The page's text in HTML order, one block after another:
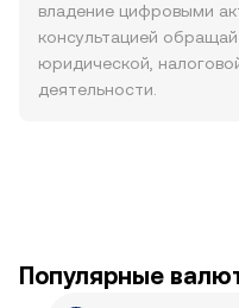
владение цифровыми
консультацией
юридической,
деятельности.
Популярные